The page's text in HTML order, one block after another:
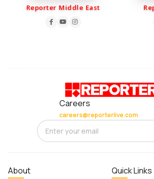
Reporter Middle East
Careers
careers@reporterlive.com
About Quick Links